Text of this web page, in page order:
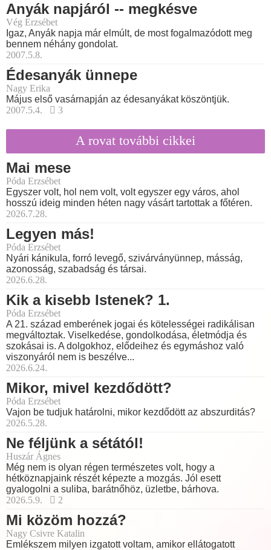
Anyák napjáról -- megkésve
Vég Erzsébet
Igaz, Anyák napja már elmúlt, de most fogalmazódott meg
bennem néhány gondolat.
2007.5.8.
Édesanyák ünnepe
Nagy Erika
Május első vasárnapján az édesanyákat köszöntjük.
2007.5.4.
3
A rovat további cikkei
Mai mese
Póda Erzsébet
Egyszer volt, hol nem volt, volt egyszer egy város, ahol
hosszú ideig minden héten nagy vásárt tartottak a főtéren.
2026.7.28.
Legyen más!
Póda Erzsébet
Nyári kánikula, forró levegő, szivárványünnep, másság,
azonosság, szabadság és társai.
2026.6.28.
Kik a kisebb Istenek? 1.
Póda Erzsébet
A 21. század emberének jogai és kötelességei radikálisan
megváltoztak. Viselkedése, gondolkodása, életmódja és
szokásai is. A dolgokhoz, elődeihez és egymáshoz való
viszonyáról nem is beszélve...
2026.6.24.
Mikor, mivel kezdődött?
Póda Erzsébet
Vajon be tudjuk határolni, mikor kezdődött az abszurditás?
2026.5.28.
Ne féljünk a sétától!
Huszár Ágnes
Még nem is olyan régen természetes volt, hogy a
hétköznapjaink részét képezte a mozgás. Jól esett
gyalogolni a suliba, barátnőhöz, üzletbe, bárhova.
2026.5.9.
2
Mi közöm hozzá?
Nagy Csivre Katalin
Emlékszem milyen izgatott voltam, amikor ellátogatott